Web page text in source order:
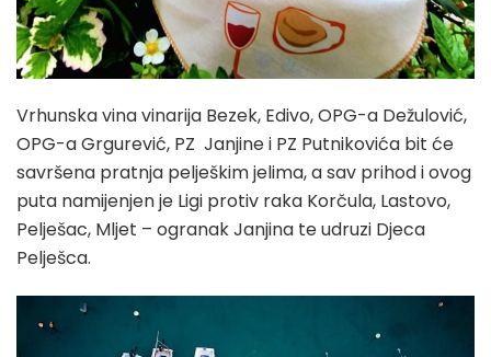
Vrhunska vina vinarija Bezek, Edivo, OPG-a Dežulović,
OPG-a Grgurević, PZ Janjine i PZ Putnikovića bit će
savršena pratnja pelješkim jelima, a sav prihod i ovog
puta namijenjen je Ligi protiv raka Korčula, Lastovo,
Pelješac, Mljet – ogranak Janjina te udruzi Djeca
Pelješca.